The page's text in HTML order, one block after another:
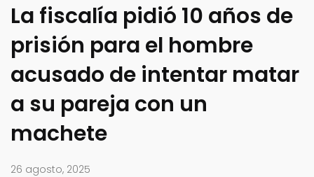
La fiscalía pidió 10 años de
prisión para el hombre
acusado de intentar matar
a su pareja con un
machete
26 agosto, 2025